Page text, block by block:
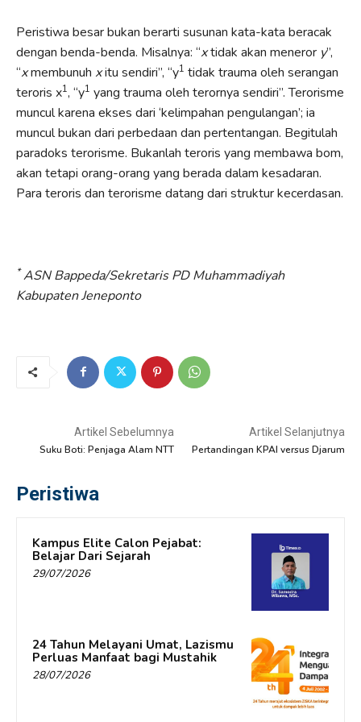
Peristiwa besar bukan berarti susunan kata-kata beracak
dengan benda-benda. Misalnya: “xtidak akan meneror y”,
“xmembunuh xitu sendiri”, “y1 tidak trauma oleh serangan
teroris x1, “y1 yang trauma oleh terornya sendiri”. Terorisme
muncul karena ekses dari ‘kelimpahan pengulangan’; ia
muncul bukan dari perbedaan dan pertentangan. Begitulah
paradoks terorisme. Bukanlah teroris yang membawa bom,
akan tetapi orang-orang yang berada dalam kesadaran.
Para teroris dan terorisme datang dari struktur kecerdasan.
*ASN Bappeda/Sekretaris PD Muhammadiyah
Kabupaten Jeneponto
Artikel Sebelumnya
Suku Boti: Penjaga Alam NTT
Artikel Selanjutnya
Pertandingan KPAI versus Djarum
Peristiwa
Kampus Elite Calon Pejabat:
Belajar Dari Sejarah
29/07/2026
24 Tahun Melayani Umat, Lazismu
Perluas Manfaat bagi Mustahik
28/07/2026